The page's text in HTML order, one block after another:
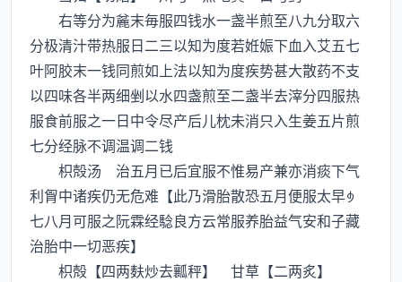
右等分为麄末毎服四钱水一盏半煎至八九分取六
分极清汁带热服日二三以知为度若姙娠下血入艾五七
叶阿胶末一钱同煎如上法以知为度疾势甚大散药不支
以四味各半两细剉以水四盏煎至二盏半去滓分四服热
服食前服之一日中令尽产后儿枕未消只入生姜五片煎
七分经脉不调温调二钱
枳殻汤 治五月已后宜服不惟易产兼亦消痰下气
利胷中诸疾仍无危难【此乃滑胎散恐五月便服太早
七八月可服之阮霖经騐良方云常服养胎益气安和子藏
治胎中一切恶疾】
枳殻【四两麸炒去瓤秤】 甘草【二两炙】